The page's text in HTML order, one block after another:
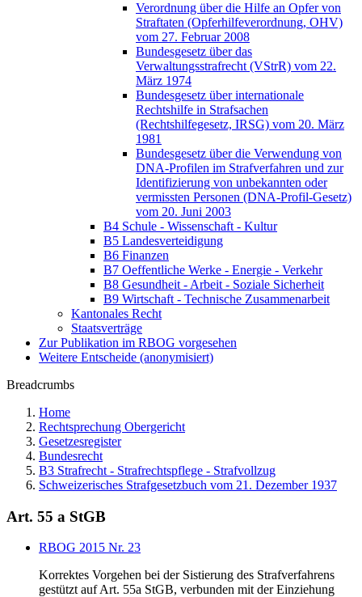
Verordnung über die Hilfe an Opfer von
Straftaten (Opferhilfeverordnung, OHV)
vom 27. Februar 2008
Bundesgesetz über das
Verwaltungsstrafrecht (VStrR) vom 22.
März 1974
Bundesgesetz über internationale
Rechtshilfe in Strafsachen
(Rechtshilfegesetz, IRSG) vom 20. März
1981
Bundesgesetz über die Verwendung von
DNA-Profilen im Strafverfahren und zur
Identifizierung von unbekannten oder
vermissten Personen (DNA-Profil-Gesetz)
vom 20. Juni 2003
B4 Schule - Wissenschaft - Kultur
B5 Landesverteidigung
B6 Finanzen
B7 Oeffentliche Werke - Energie - Verkehr
B8 Gesundheit - Arbeit - Soziale Sicherheit
B9 Wirtschaft - Technische Zusammenarbeit
Kantonales Recht
Staatsverträge
Zur Publikation im RBOG vorgesehen
Weitere Entscheide (anonymisiert)
Breadcrumbs
Home
Rechtsprechung Obergericht
Gesetzesregister
Bundesrecht
B3 Strafrecht - Strafrechtspflege - Strafvollzug
Schweizerisches Strafgesetzbuch vom 21. Dezember 1937
Art. 55 a StGB
RBOG 2015 Nr. 23
Korrektes Vorgehen bei der Sistierung des Strafverfahrens
gestützt auf Art. 55a StGB, verbunden mit der Einziehung